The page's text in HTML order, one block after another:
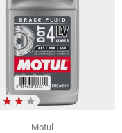
Motul